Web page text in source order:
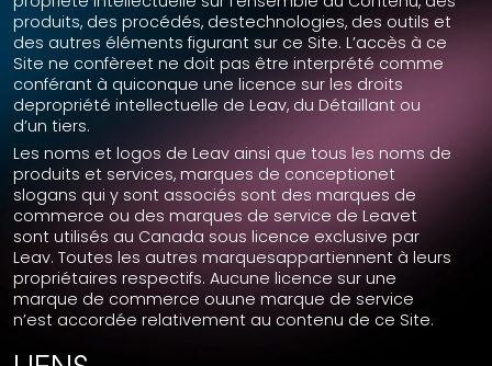
produits, des procédés, destechnologies, des outils et
des autres éléments figurant sur ce Site. L’accès à ce
Site ne confèreet ne doit pas être interprété comme
conférant à quiconque une licence sur les droits
depropriété intellectuelle de Leav, du Détaillant ou
d’un tiers.
Les noms et logos de Leav ainsi que tous les noms de
produits et services, marques de conceptionet
slogans qui y sont associés sont des marques de
commerce ou des marques de service de Leavet
sont utilisés au Canada sous licence exclusive par
Leav. Toutes les autres marquesappartiennent à leurs
propriétaires respectifs. Aucune licence sur une
marque de commerce ouune marque de service
n’est accordée relativement au contenu de ce Site.